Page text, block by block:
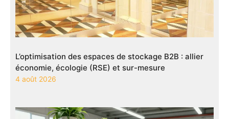
L’optimisation des espaces de stockage B2B : allier
économie, écologie (RSE) et sur-mesure
4 août 2026